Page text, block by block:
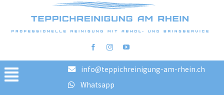
Toggle
info@teppichreinigung-am-rhein.ch
Whatsapp